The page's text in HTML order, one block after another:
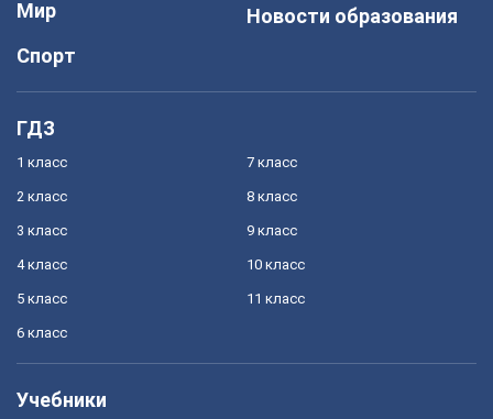
Мир
Спорт
Новости образования
ГДЗ
1 класс
2 класс
3 класс
4 класс
5 класс
6 класс
7 класс
8 класс
9 класс
10 класс
11 класс
Учебники